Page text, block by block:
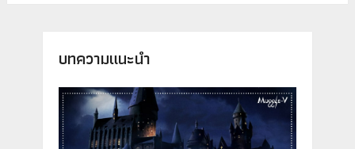
บทความแนะนำ